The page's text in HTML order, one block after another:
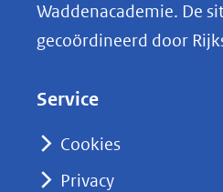
k
e
Waddenacademie. De
gecoördineerd door
Service
Cookies
Privacy